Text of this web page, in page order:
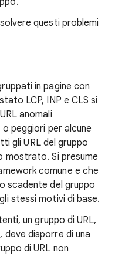
questi problemi
in pagine con
LCP, INP e CLS si
anomali
peggiori per alcune
gli URL del gruppo
Si presume
comune e che
scadente del gruppo
stessi motivi di base.
un gruppo di URL,
disporre di una
di URL non